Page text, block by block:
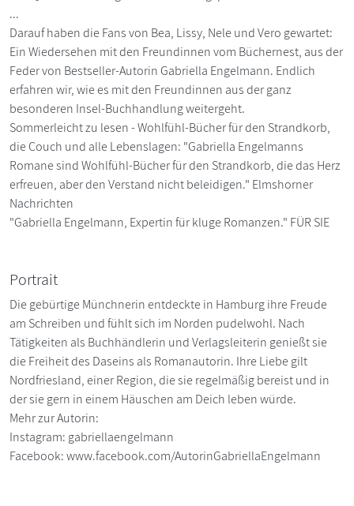
...
Darauf haben die Fans von Bea, Lissy, Nele und Vero gewartet:
Ein Wiedersehen mit den Freundinnen vom Büchernest, aus der
Feder von Bestseller-Autorin Gabriella Engelmann. Endlich
erfahren wir, wie es mit den Freundinnen aus der ganz
besonderen Insel-Buchhandlung weitergeht.
Sommerleicht zu lesen - Wohlfühl-Bücher für den Strandkorb,
die Couch und alle Lebenslagen: "Gabriella Engelmanns
Romane sind Wohlfühl-Bücher für den Strandkorb, die das Herz
erfreuen, aber den Verstand nicht beleidigen." Elmshorner
Nachrichten
"Gabriella Engelmann, Expertin für kluge Romanzen." FÜR SIE
Portrait
Die gebürtige Münchnerin entdeckte in Hamburg ihre Freude
am Schreiben und fühlt sich im Norden pudelwohl. Nach
Tätigkeiten als Buchhändlerin und Verlagsleiterin genießt sie
die Freiheit des Daseins als Romanautorin. Ihre Liebe gilt
Nordfriesland, einer Region, die sie regelmäßig bereist und in
der sie gern in einem Häuschen am Deich leben würde.
Mehr zur Autorin:
Instagram: gabriellaengelmann
Facebook: www.facebook.com/AutorinGabriellaEngelmann